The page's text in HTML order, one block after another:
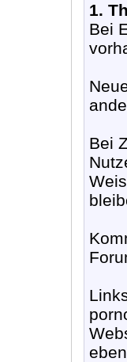
1.
Bei
Bei